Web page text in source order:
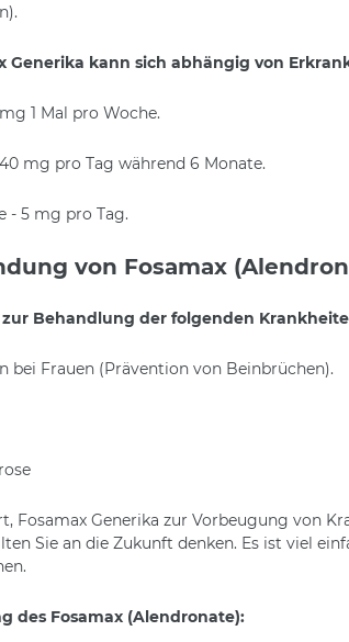
Generika kann sich abhängig von
1 Mal pro Woche.
mg pro Tag während 6 Monate.
- 5 mg pro Tag.
von Fosamax
Behandlung der folgenden
bei Frauen (Prävention von Beinbrüchen).
Fosamax Generika zur Vorbeugung von
Sie an die Zukunft denken. Es ist viel
des Fosamax (Alendronate):